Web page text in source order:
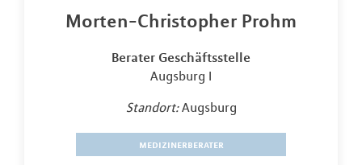
Morten-Christopher Prohm
Berater Geschäftsstelle
Augsburg I
Standort: Augsburg
medizinerberater